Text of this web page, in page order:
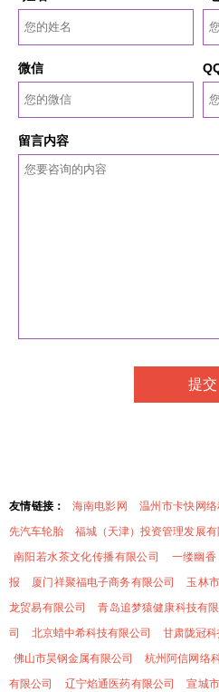
微信
留言内容
友情链接： 海南电影网 温州市卡快网络
先汽车轮胎
福城（天津）投资管理发展有
南阳若水茶文化传播有限公司
一缕幽香
报
厦门祥聚福电子商务有限公司 玉林
龙贸易有限公司
青岛追梦猿健康科技有
司
北京蜡中希科技有限公司 甘肃陇冠科
佛山市昊钢金属有限公司
杭州阿信网络
有限公司
辽宁焰通医药有限公司 宣城